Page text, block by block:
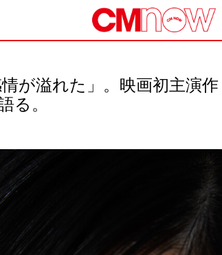
が溢れた」。映画初主演作
る。